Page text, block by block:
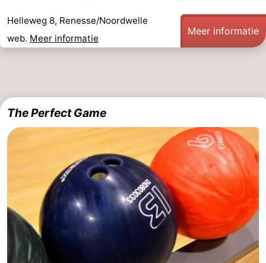
Helleweg 8, Renesse/Noordwelle
web. Meer informatie
Meer informatie
The Perfect Game